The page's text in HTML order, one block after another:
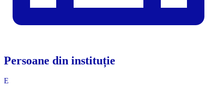
Persoane din instituție
E